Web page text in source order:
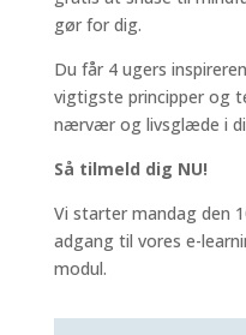
gør for dig.
Du får 4 ugers
vigtigste principper og
nærvær og livsglæde i
Så tilmeld dig NU!
Vi starter mandag den
adgang til vores e-
modul.